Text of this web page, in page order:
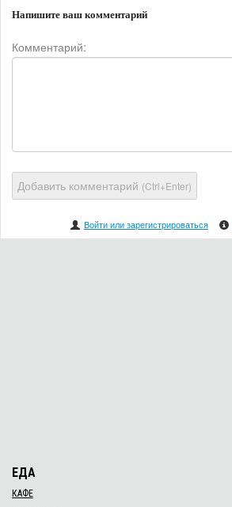
Напишите ваш комментарий
Комментарий:
Добавить комментарий (Ctrl+Enter)
Войти или зарегистрироваться
ЕДА
КАФЕ